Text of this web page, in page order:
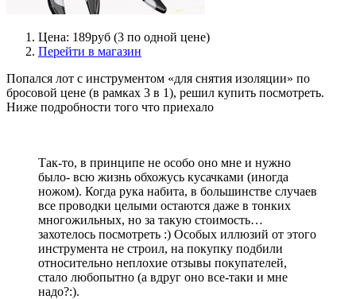
Цена: 189руб (3 по одной цене)
Перейти в магазин
Попался лот с инструментом «для снятия изоляции» по
бросовой цене (в рамках 3 в 1), решил купить посмотреть.
Ниже подробности того что приехало
Так-то, в принципе не особо оно мне и нужно
было- всю жизнь обхожусь кусачками (иногда
ножом). Когда рука набита, в большинстве случаев
все проводки целыми остаются даже в тонких
многожильных, но за такую стоимость…
захотелось посмотреть :) Особых иллюзий от этого
инструмента не строил, на покупку подбили
относительно неплохие отзывы покупателей,
стало любопытно (а вдруг оно все-таки и мне
надо?:).